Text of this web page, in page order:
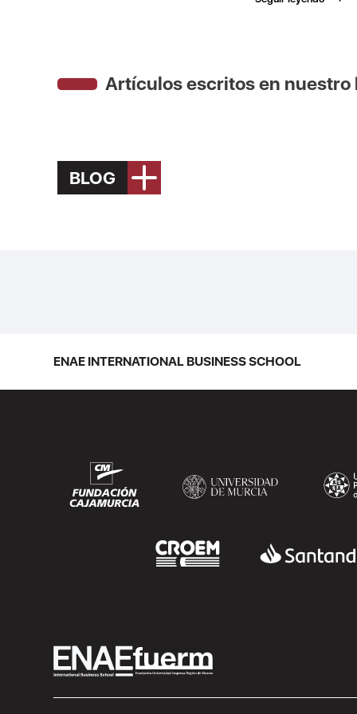
Artículos escritos en nuestro
BLOG
ENAE INTERNATIONAL BUSINESS SCHOOL